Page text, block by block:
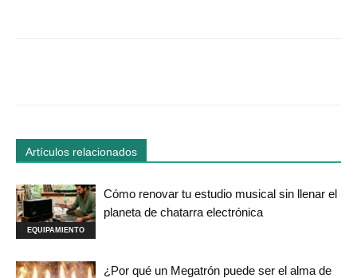
Artículos relacionados
EQUIPAMIENTO
Cómo renovar tu estudio musical sin llenar el
planeta de chatarra electrónica
¿Por qué un Megatrón puede ser el alma de